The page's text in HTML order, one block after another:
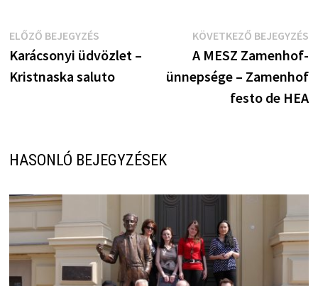
Bejegyzés
navigáció
ELŐZŐ BEJEGYZÉSElőző
bejegyzés:
Karácsonyi üdvözlet –
Kristnaska saluto
KÖVETKEZŐ BEJEGYZÉS
A MESZ Zamenhof-
ünnepsége – Zamenhof
festo de HEA
HASONLÓ BEJEGYZÉSEK